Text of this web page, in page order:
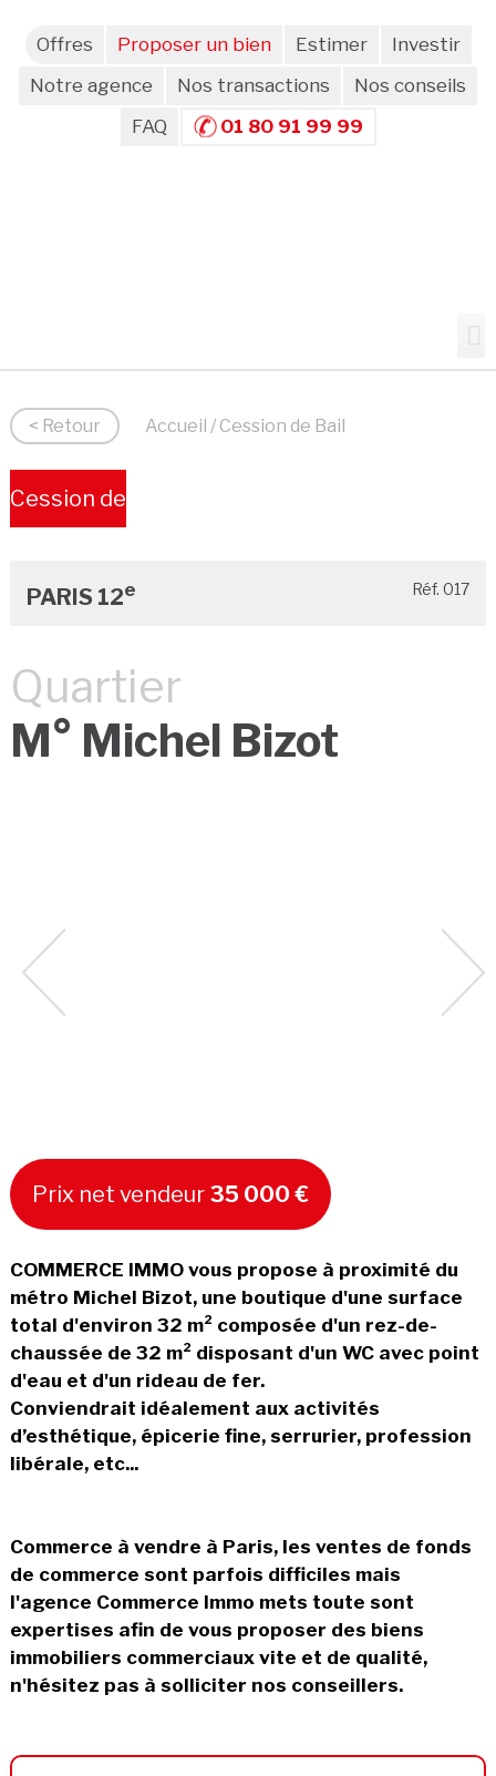
Offres Proposer un bien Estimer
Investir
Notre agence
Nos transactions
Nos conseils
FAQ
01 80 91 99 99
< Retour Accueil / Cession de Bail
Cession de
PARIS 12e Réf. 017
Quartier
M° Michel Bizot
Prix net vendeur 35 000 €
COMMERCE IMMO vous propose à proximité du
métro Michel Bizot, une boutique d'une surface
total d'environ 32 m² composée d'un rez-de-
chaussée de 32 m² disposant d'un WC avec point
d'eau et d'un rideau de fer.
Conviendrait idéalement aux activités
d’esthétique, épicerie fine, serrurier, profession
libérale, etc...
Commerce à vendre à Paris, les ventes de fonds
de commerce sont parfois difficiles mais
l'agence Commerce Immo mets toute sont
expertises afin de vous proposer des biens
immobiliers commerciaux vite et de qualité,
n'hésitez pas à solliciter nos conseillers.